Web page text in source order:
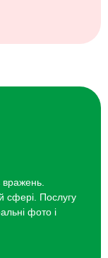
вражень.
сфері. Послугу
фото і